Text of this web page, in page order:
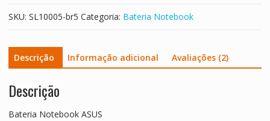
SKU: SL10005-br5 Categoria: Bateria Notebook
Descrição Informação adicional Avaliações (2)
Descrição
Bateria Notebook ASUS